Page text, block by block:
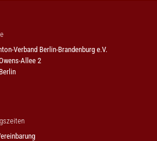
Verband Berlin-Brandenburg e.V.
Allee 2